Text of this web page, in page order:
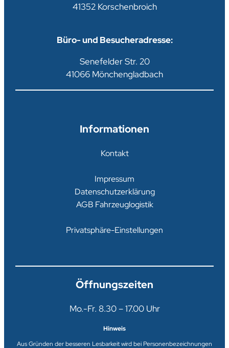
41352 Korschenbroich
Büro- und Besucheradresse:
Senefelder Str. 20
41066 Mönchengladbach
Informationen
Kontakt
Impressum
Datenschutzerklärung
AGB Fahrzeuglogistik
Privatsphäre-Einstellungen
Öffnungszeiten
Mo.-Fr. 8.30 – 17.00 Uhr
Hinweis
Aus Gründen der besseren Lesbarkeit wird bei Personenbezeichnungen